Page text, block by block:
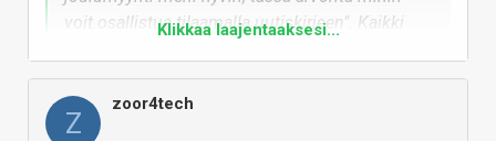
voit osallistua tilaamalla uutiskirjeen". Kaikki
mikä on ollut mukana alusta lähtien. Tasan
nolla rasittavuutta mutta kaikkia ei voi (EIKÄ
PIDÄ) miellyttää. Aina voi olla tilaamatta
Klikkaa laajentaaksesi...
Z
zoor4tech